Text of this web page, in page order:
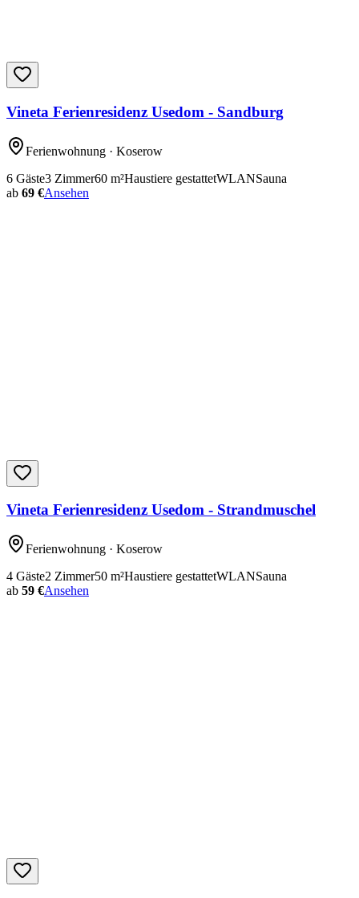
Vineta Ferienresidenz Usedom - Sandburg
Ferienwohnung · Koserow
6 Gäste3 Zimmer60 m²Haustiere gestattetWLANSauna
ab 69 €Ansehen
Vineta Ferienresidenz Usedom - Strandmuschel
Ferienwohnung · Koserow
4 Gäste2 Zimmer50 m²Haustiere gestattetWLANSauna
ab 59 €Ansehen